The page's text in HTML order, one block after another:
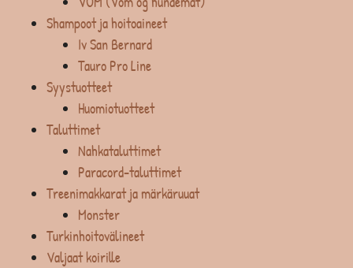
Shampoot ja hoitoaineet
Iv San Bernard
Tauro Pro Line
Syystuotteet
Huomiotuotteet
Taluttimet
Nahkataluttimet
Paracord-taluttimet
Treenimakkarat ja märkäruuat
Monster
Turkinhoitovälineet
Valjaat koirille